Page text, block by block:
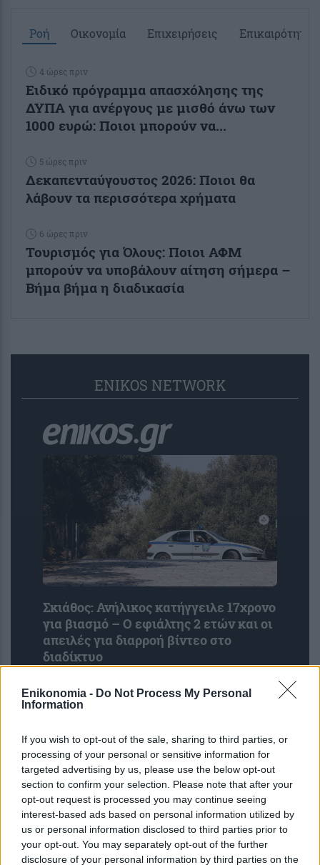
Enikonomia - Do Not Process My Personal
Information
If you wish to opt-out of the sale, sharing to third parties, or
processing of your personal or sensitive information for
targeted advertising by us, please use the below opt-out
section to confirm your selection. Please note that after your
opt-out request is processed you may continue seeing
interest-based ads based on personal information utilized by
us or personal information disclosed to third parties prior to
your opt-out. You may separately opt-out of the further
disclosure of your personal information by third parties on the
Ροή Οικονομία Επιχειρήσεις Επικαιρότητα
4 ώρες πριν
Ειδικό πρόγραμμα απασχόλησης της
ΔΥΠΑ για ανέργους με μισθό άνω των
1000 ευρώ: Ποιοι μπορούν να...
5 ώρες πριν
Δεκαπενταύγουστος 2026: Ποιοι θα
λάβουν τα περισσότερα χρήματα
6 ώρες πριν
Τουρισμός για Όλους: Ποιοι ΑΦΜ
μπορούν να υποβάλουν αίτηση σήμερα –
Βήμα βήμα η διαδικασία
ENIKOS NETWORK
Σκιάθος: Ανήλικος κατήγγειλε 17χρονο
για βιασμό – Ο εφιάλτης 2 ετών και οι
απειλές για διαρροή βίντεο στο
διαδίκτυο
Νέα φθινοπωρινά και χειμερινά
vouchers για φθηνές διακοπές: Πότε